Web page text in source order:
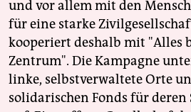
und vor allem mit den
für eine starke
kooperiert deshalb mit "Alles
Zentrum". Die Kampagne
linke, selbstverwaltete Orte
solidarischen Fonds für deren